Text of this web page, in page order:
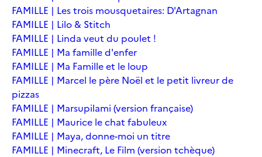
FAMILLE | Les trois mousquetaires: D'Artagnan
FAMILLE | Lilo & Stitch
FAMILLE | Linda veut du poulet !
FAMILLE | Ma famille d'enfer
FAMILLE | Ma Famille et le loup
FAMILLE | Marcel le père Noël et le petit livreur de
pizzas
FAMILLE | Marsupilami (version française)
FAMILLE | Maurice le chat fabuleux
FAMILLE | Maya, donne-moi un titre
FAMILLE | Minecraft, Le Film (version tchèque)